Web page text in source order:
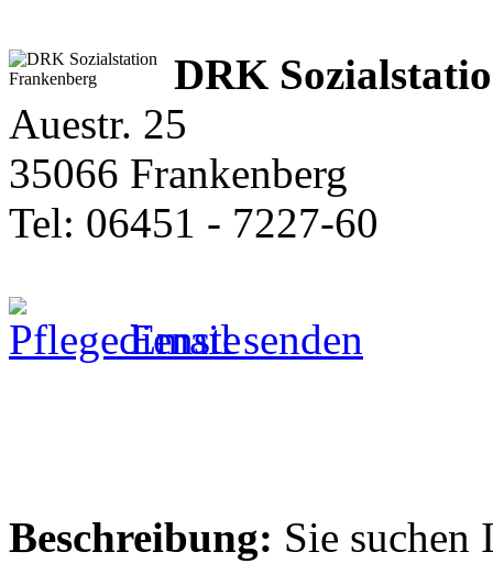
DRK
Auestr. 25
35066 Frankenberg
Tel: 06451 - 7227-60
Email senden
Beschreibung: Sie suchen